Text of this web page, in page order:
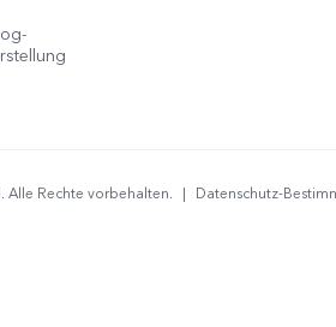
Rechte vorbehalten. | Datenschutz-